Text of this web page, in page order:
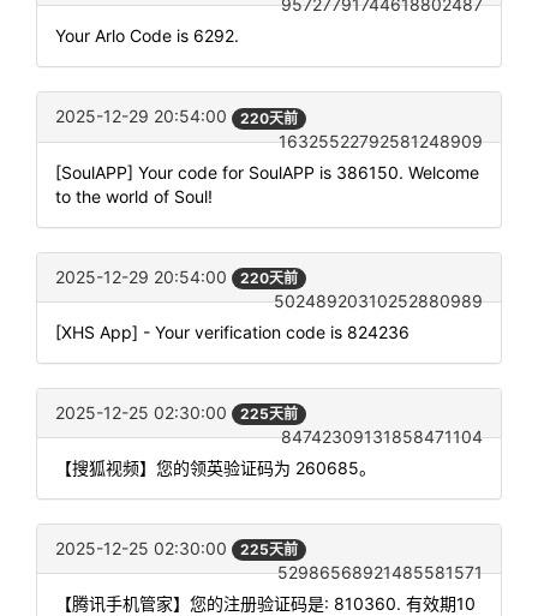
95727791744618802487
Your Arlo Code is 6292.
2025-12-29 20:54:00 220天前
16325522792581248909
[SoulAPP] Your code for SoulAPP is 386150. Welcome
to the world of Soul!
2025-12-29 20:54:00 220天前
50248920310252880989
[XHS App] - Your verification code is 824236
2025-12-25 02:30:00 225天前
84742309131858471104
【搜狐视频】您的领英验证码为 260685。
2025-12-25 02:30:00 225天前
52986568921485581571
【腾讯手机管家】您的注册验证码是: 810360. 有效期10